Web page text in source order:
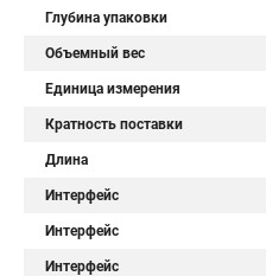
Глубина упаковки
Объемный вес
Единица измерения
Кратность поставки
Длина
Интерфейс
Интерфейс
Интерфейс